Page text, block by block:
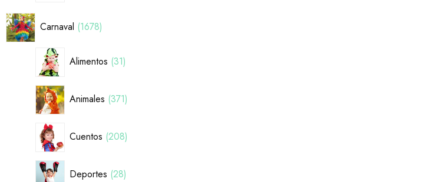
Carnaval 1678
Alimentos 31
Animales 371
Cuentos 208
Deportes 28